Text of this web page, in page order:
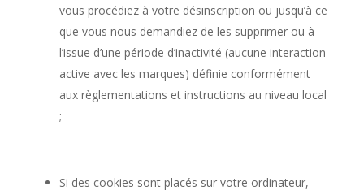
vous procédiez à votre désinscription ou jusqu’à ce
que vous nous demandiez de les supprimer ou à
l’issue d’une période d’inactivité (aucune interaction
active avec les marques) définie conformément
aux règlementations et instructions au niveau local
;
Si des cookies sont placés sur votre ordinateur,